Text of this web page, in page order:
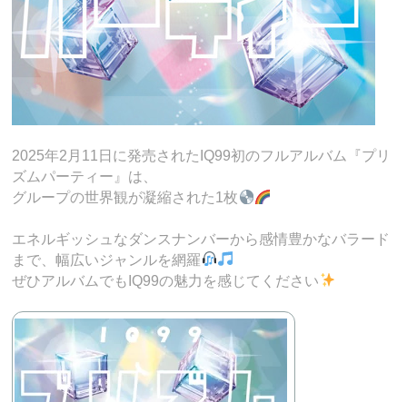
2025年2月11日に発売されたIQ99初のフルアルバム『プリ
ズムパーティー』は、
グループの世界観が凝縮された1枚
エネルギッシュなダンスナンバーから感情豊かなバラード
まで、幅広いジャンルを網羅
ぜひアルバムでもIQ99の魅力を感じてください